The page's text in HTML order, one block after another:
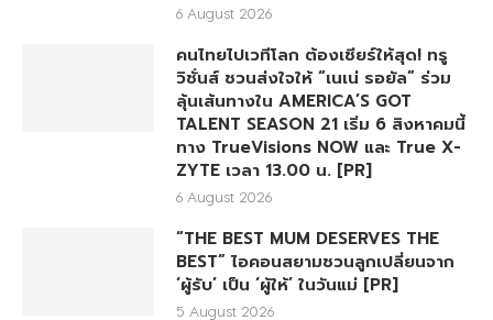
6 August 2026
คนไทยไปเวทีโลก ต้องเชียร์ให้สุด! ทรู
วิชั่นส์ ชวนส่งใจให้ “เนเน่ รอยัล” ร่วม
ลุ้นเส้นทางใน AMERICA’S GOT
TALENT SEASON 21 เริ่ม 6 สิงหาคมนี้
ทาง TrueVisions NOW และ True X-
ZYTE เวลา 13.00 น. [PR]
6 August 2026
“THE BEST MUM DESERVES THE
BEST” ไอคอนสยามชวนลูกเปลี่ยนจาก
‘ผู้รับ’ เป็น ‘ผู้ให้’ ในวันแม่ [PR]
5 August 2026